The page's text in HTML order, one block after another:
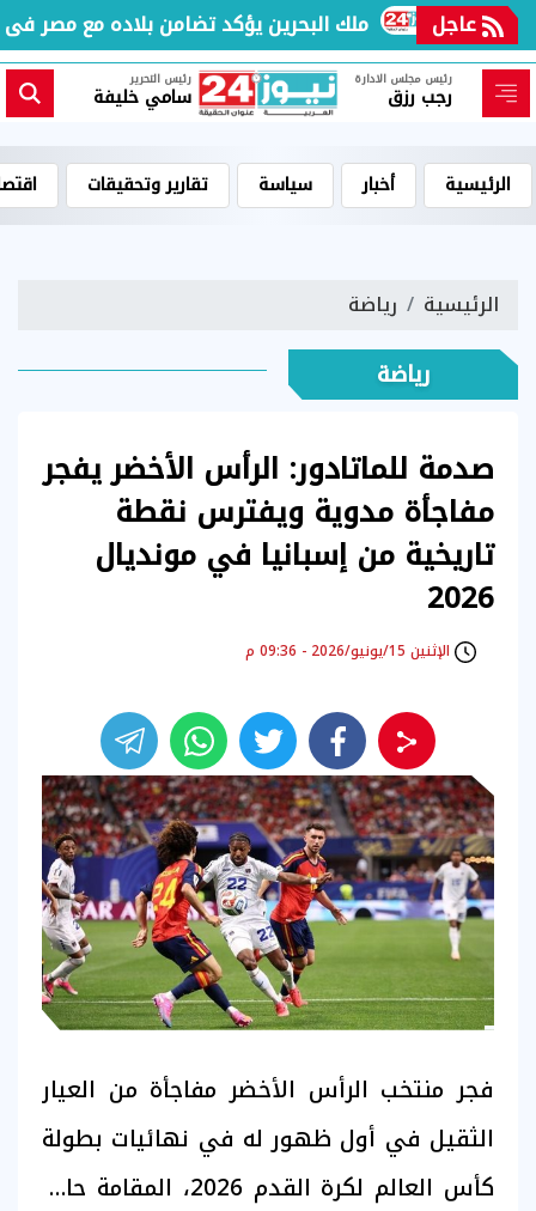
عاجل ملك البحرين يؤكد تضامن بلاده مع مصر فى غزة
رئيس مجلس الادارة
رجب رزق
رئيس التحرير
سامي خليفة
الرئيسية أخبار سياسة تقارير وتحقيقات
الرئيسية رياضة
رياضة
صدمة للماتادور: الرأس الأخضر يفجر
مفاجأة مدوية ويفترس نقطة
تاريخية من إسبانيا في مونديال
2026
الإثنين 15/يونيو/2026 - 09:36 م
فجر منتخب الرأس الأخضر مفاجأة من العيار
الثقيل في أول ظهور له في نهائيات بطولة
كأس العالم لكرة القدم 2026، المقامة حاليا